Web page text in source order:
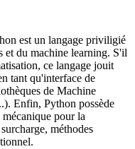
est un langage priviligié
et du machine learning. S'il
ce langage jouit
tant qu'interface de
de Machine
Enfin, Python possède
pour la
méthodes